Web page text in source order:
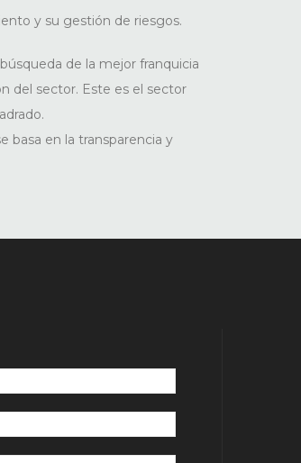
y su gestión de riesgos.
de la mejor franquicia
del sector. Este es el sector
basa en la transparencia y